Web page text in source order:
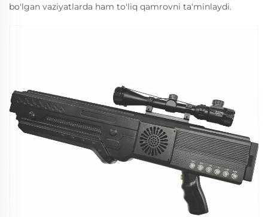
bo'lgan vaziyatlarda ham to'liq qamrovni ta'minlaydi.